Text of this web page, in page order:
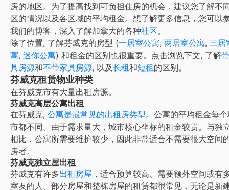
房的地区。为了提高找到可负担住房的机会，建议您了解不
区的情况以及各区域的平均租金。 想了解更多信息，您可以
我们的博客，深入了解加拿大的各种社区。
除了位置, 了解芬威克的房型 (一居室公寓, 两居室公寓, 三居
寓, 迷你公寓) 和租金的区别也很重要。点击浏览下文, 了解
具房源和不带家具房源, 以及长租和短租的区别。
芬威克租赁物业种类
在芬威克市有大量出租房源。
芬威克高层公寓出租
在芬威克, 公寓是最常见的出租房类型。公寓的平均租金每
市都不同。由于需求量大，城市核心坐标的租金较贵。与独
相比，公寓所需要维护较少，因此非常适合不需要很大空间
房者。
芬威克独立屋出租
芬威克有许多出租房屋 ，适合预算较高、需要额外空间或有
室友的人。部分房屋和整栋房屋的租赁都很常见，无论是新